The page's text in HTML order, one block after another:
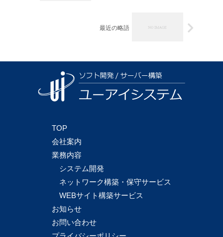
最近の略語
TOP
会社案内
業務内容
システム開発
ネットワーク構築・保守サービス
WEBサイト構築サービス
お知らせ
お問い合わせ